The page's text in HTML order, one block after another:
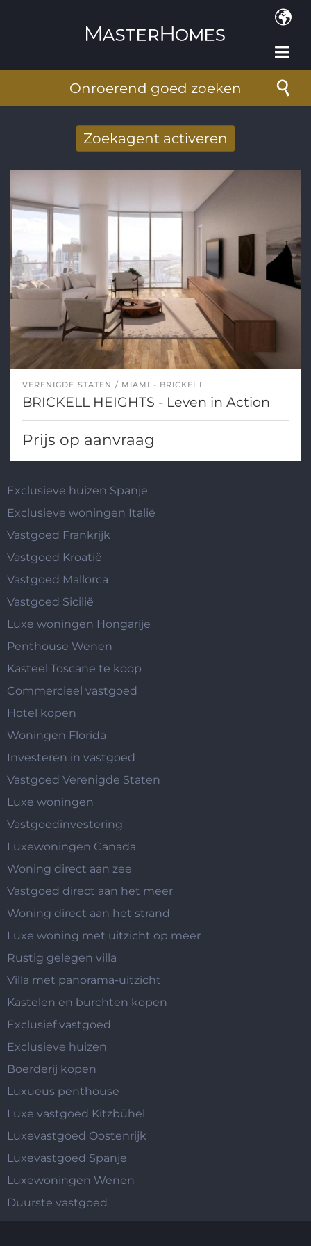
Onroerend goed zoeken
Zoekagent activeren
ontvangen
E-mailadres*
VERENIGDE STATEN MIAMI - BRICKELL
BRICKELL HEIGHTS - Leven in Action
Prijs op aanvraag
Exclusieve huizen Spanje
Exclusieve woningen Italië
Vastgoed Frankrijk
Vastgoed Kroatië
Vastgoed Mallorca
Vastgoed Sicilië
Luxe woningen Hongarije
Penthouse Wenen
Kasteel Toscane te koop
Commercieel vastgoed
Hotel kopen
Woningen Florida
Investeren in vastgoed
Vastgoed Verenigde Staten
Luxe woningen
Vastgoedinvestering
Luxewoningen Canada
Woning direct aan zee
Vastgoed direct aan het meer
Woning direct aan het strand
Luxe woning met uitzicht op meer
Rustig gelegen villa
Villa met panorama-uitzicht
Kastelen en burchten kopen
Exclusief vastgoed
Exclusieve huizen
Boerderij kopen
Luxueus penthouse
Luxe vastgoed Kitzbühel
Luxevastgoed Oostenrijk
Luxevastgoed Spanje
Luxewoningen Wenen
Duurste vastgoed